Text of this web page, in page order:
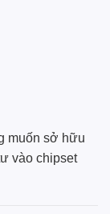
muốn sở hữu
vào chipset